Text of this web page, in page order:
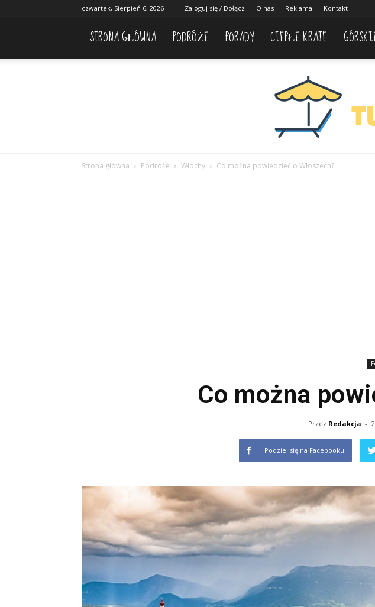
czwartek, Sierpień 6, 2026 Zaloguj się / Dołącz O nas Reklama Kontakt
STRONA GŁÓWNA PODRÓŻE PORADY CIEPŁE KRAJE
Strona główna Podróże Włochy Co można powiedzieć o Włoszech?
Co można
Przez Redakcja -
Podziel się na Facebooku